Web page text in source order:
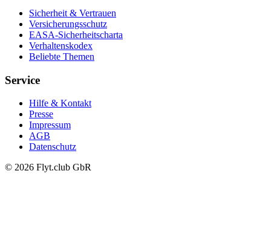
Sicherheit & Vertrauen
Versicherungsschutz
EASA-Sicherheitscharta
Verhaltenskodex
Beliebte Themen
Service
Hilfe & Kontakt
Presse
Impressum
AGB
Datenschutz
© 2026 Flyt.club GbR